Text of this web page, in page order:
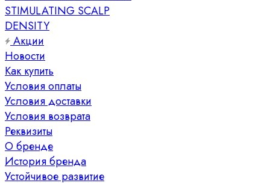
STIMULATING SCALP
DENSITY
Акции
Новости
Как купить
Условия оплаты
Условия доставки
Условия возврата
Реквизиты
О бренде
История бренда
Устойчивое развитие